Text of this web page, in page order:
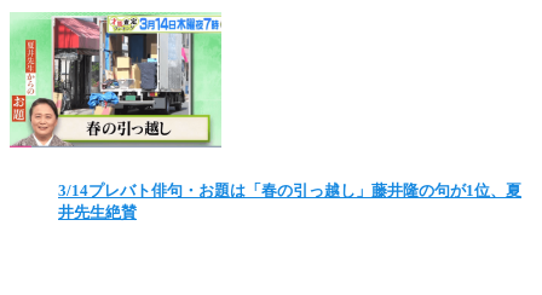
3/14プレバト俳句・お題は「春の引っ越し」藤井隆の句が1位、夏
井先生絶賛